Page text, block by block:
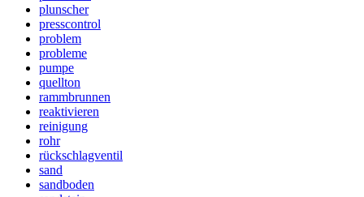
plunscher
presscontrol
problem
probleme
pumpe
quellton
rammbrunnen
reaktivieren
reinigung
rohr
rückschlagventil
sand
sandboden